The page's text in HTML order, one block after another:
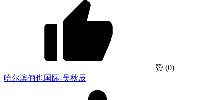
赞 (0)
哈尔滨俪也国际-吴秋辰